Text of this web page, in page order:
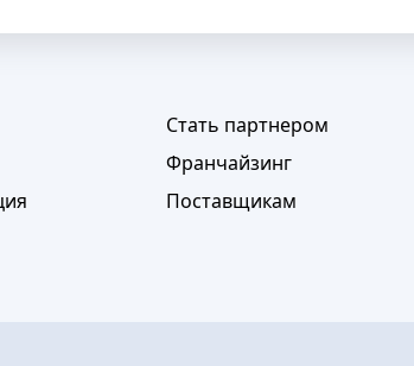
Стать партнером
Франчайзинг
Поставщикам